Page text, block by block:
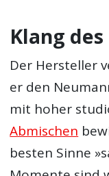
Klang
Der Hersteller
er den
mit hoher
Abmischen
besten Sinne